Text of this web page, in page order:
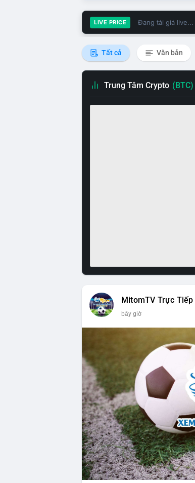
LIVE PRICE Đang tải giá live...
Tất cả Văn bản
Trung Tâm Crypto (BTC)
MitomTV Trực
bây giờ